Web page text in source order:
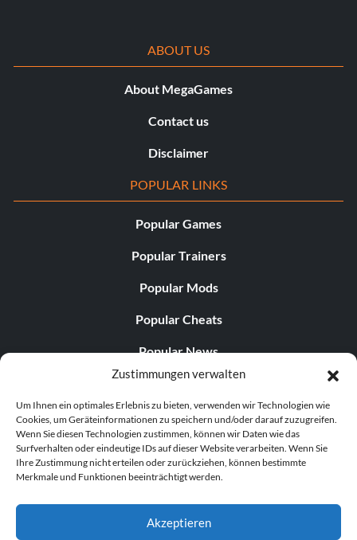
Zustimmungen verwalten
Um Ihnen ein optimales Erlebnis zu bieten, verwenden wir Technologien wie
Cookies, um Geräteinformationen zu speichern und/oder darauf zuzugreifen.
Wenn Sie diesen Technologien zustimmen, können wir Daten wie das
Surfverhalten oder eindeutige IDs auf dieser Website verarbeiten. Wenn Sie
Ihre Zustimmung nicht erteilen oder zurückziehen, können bestimmte
Merkmale und Funktionen beeinträchtigt werden.
Akzeptieren
ABOUT US
About MegaGames
Contact us
Disclaimer
POPULAR LINKS
Popular Games
Popular Trainers
Popular Mods
Popular Cheats
Popular News
Popular Editorials
Popular Free Games
LATEST UPDATES